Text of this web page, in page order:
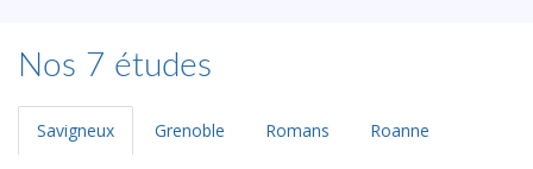
Nos 7 études
Savigneux Grenoble Romans Roanne